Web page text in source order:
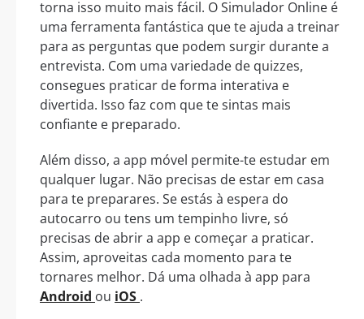
torna isso muito mais fácil. O Simulador Online é
uma ferramenta fantástica que te ajuda a treinar
para as perguntas que podem surgir durante a
entrevista. Com uma variedade de quizzes,
consegues praticar de forma interativa e
divertida. Isso faz com que te sintas mais
confiante e preparado.
Além disso, a app móvel permite-te estudar em
qualquer lugar. Não precisas de estar em casa
para te preparares. Se estás à espera do
autocarro ou tens um tempinho livre, só
precisas de abrir a app e começar a praticar.
Assim, aproveitas cada momento para te
tornares melhor. Dá uma olhada à app para
Android ou iOS .